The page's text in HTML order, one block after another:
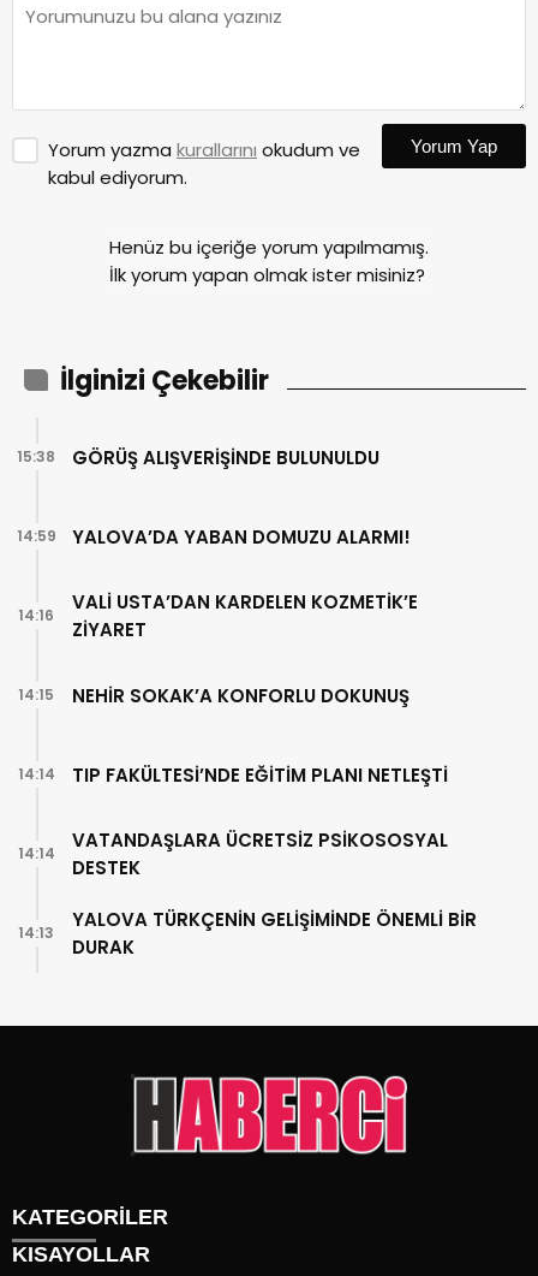
Yorum yazma kurallarını okudum ve
kabul ediyorum.
Yorum Yap
Henüz bu içeriğe yorum yapılmamış.
İlk yorum yapan olmak ister misiniz?
İlginizi Çekebilir
GÖRÜŞ ALIŞVERİŞİNDE BULUNULDU
15:38
YALOVA’DA YABAN DOMUZU ALARMI!
14:59
VALİ USTA’DAN KARDELEN KOZMETİK’E
ZİYARET
14:16
NEHİR SOKAK’A KONFORLU DOKUNUŞ
14:15
TIP FAKÜLTESİ’NDE EĞİTİM PLANI NETLEŞTİ
14:14
VATANDAŞLARA ÜCRETSİZ PSİKOSOSYAL
DESTEK
14:14
YALOVA TÜRKÇENİN GELİŞİMİNDE ÖNEMLİ BİR
DURAK
14:13
KATEGORİLER
KISAYOLLAR